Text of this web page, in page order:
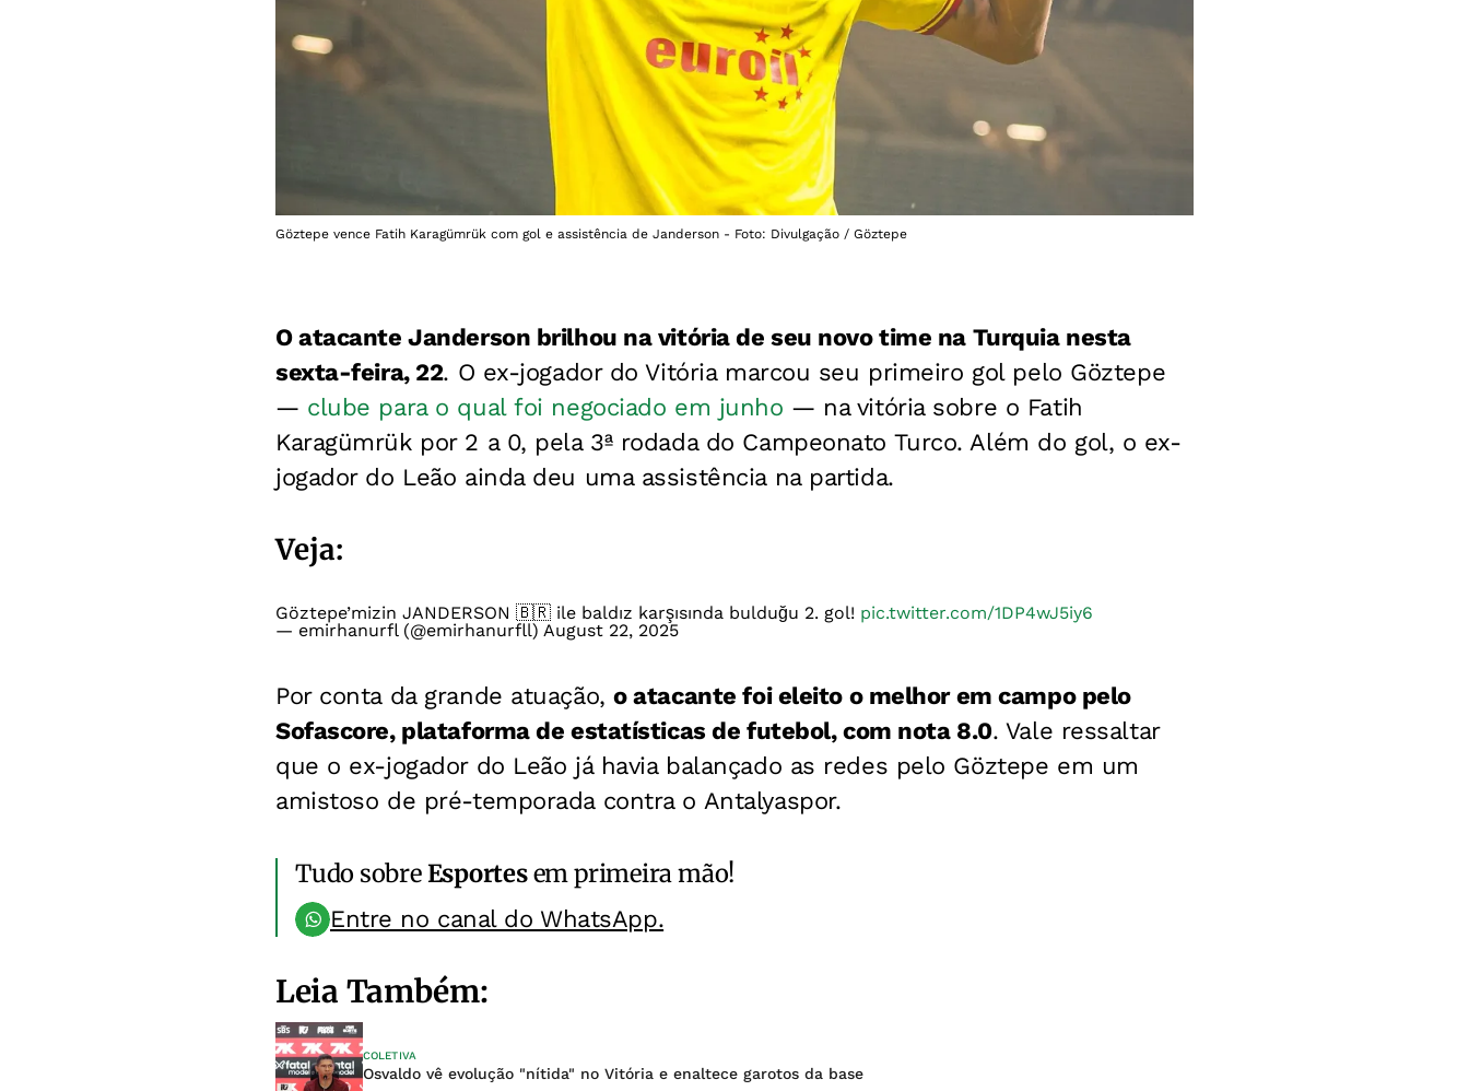
Göztepe vence Fatih Karagümrük com gol e assistência de Janderson - Foto: Divulgação / Göztepe
O atacante Janderson brilhou na vitória de seu novo time na Turquia nesta
sexta-feira, 22. O ex-jogador do Vitória marcou seu primeiro gol pelo Göztepe
— clube para o qual foi negociado em junho — na vitória sobre o Fatih
Karagümrük por 2 a 0, pela 3ª rodada do Campeonato Turco. Além do gol, o ex-
jogador do Leão ainda deu uma assistência na partida.
Veja:
Göztepe’mizin JANDERSON 🇧🇷 ile baldız karşısında bulduğu 2. gol! pic.twitter.com/1DP4wJ5iy6
— emirhanurfl (@emirhanurfll) August 22, 2025
Por conta da grande atuação,o atacante foi eleito o melhor em campo pelo
Sofascore, plataforma de estatísticas de futebol, com nota 8.0. Vale ressaltar
que o ex-jogador do Leão já havia balançado as redes pelo Göztepe em um
amistoso de pré-temporada contra o Antalyaspor.
Tudo sobreEsportesem primeira mão!
Entre no canal do WhatsApp.
Leia Também:
COLETIVA
Osvaldo vê evolução "nítida" no Vitória e enaltece garotos da base